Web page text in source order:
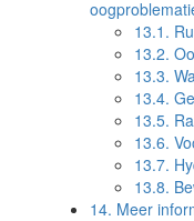
13.1.
13.2.
13.3.
13.4.
13.5.
13.6.
13.7.
13.8.
14. Meer